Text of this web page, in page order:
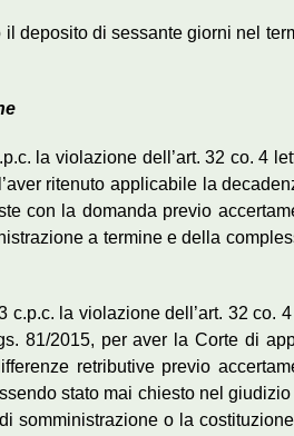
deposito di sessante giorni nel
la violazione dell’art. 32 co. 4
ritenuto applicabile la
con la domanda previo
a termine e della
la violazione dell’art. 32 co. 4
81/2015, per aver la Corte di
retributive previo
stato mai chiesto nel
somministrazione o la